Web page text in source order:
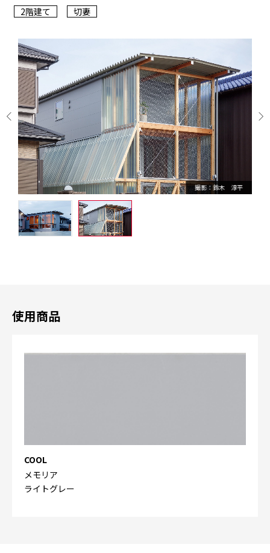
2階建て
切妻
撮影：鈴木 淳平
使用商品
COOL
メモリア
ライトグレー